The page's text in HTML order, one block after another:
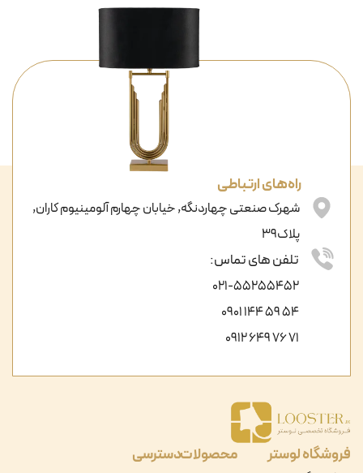
فروشگاه لوستر محصولاتدسترسی
راه‌های ارتباطی
شهرک صنعتی چهاردنگه, خیابان چهارم آلومینیوم کاران,
پلاک39
تلفن های تماس:
021-55255452
54 59 144 0901
71 76 649 0912